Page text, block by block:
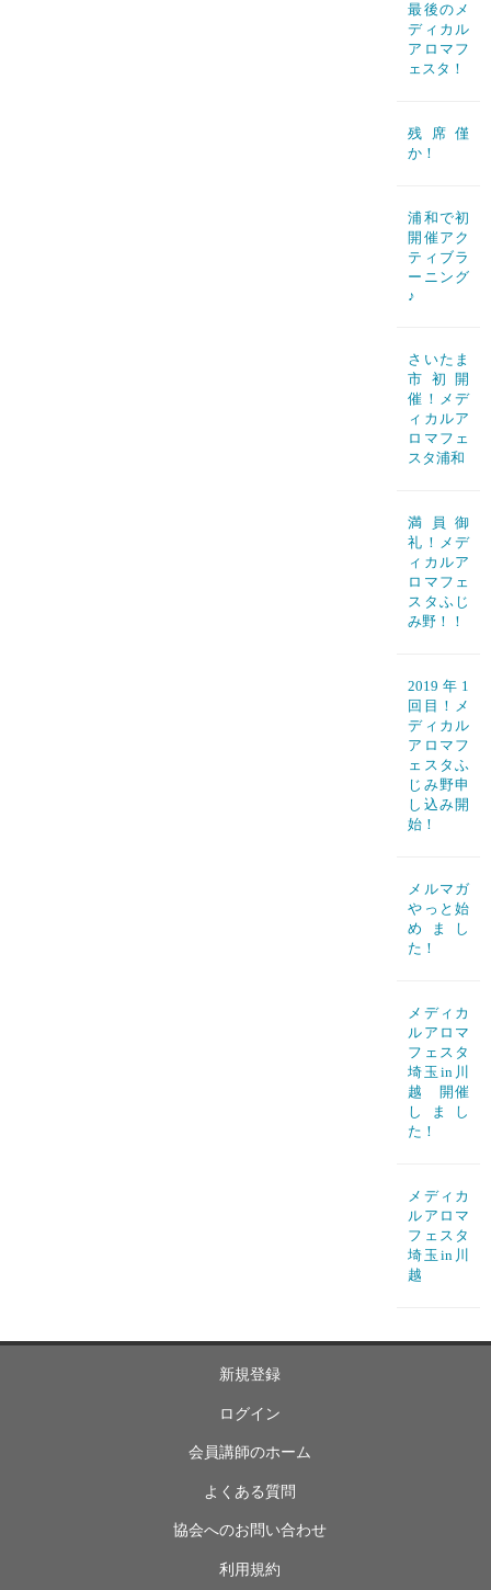
最後のメ
ディカル
アロマフ
ェスタ！
残席僅
か！
浦和で初
開催アク
ティブラ
ーニング
♪
さいたま
市初開
催！メデ
ィカルア
ロマフェ
スタ浦和
満員御
礼！メデ
ィカルア
ロマフェ
スタふじ
み野！！
2019年1
回目！メ
ディカル
アロマフ
ェスタふ
じみ野申
し込み開
始！
メルマガ
やっと始
めまし
た！
メディカ
ルアロマ
フェスタ
埼玉in川
越 開催
しまし
た！
メディカ
ルアロマ
フェスタ
埼玉in川
越
新規登録
ログイン
会員講師のホーム
よくある質問
協会へのお問い合わせ
利用規約